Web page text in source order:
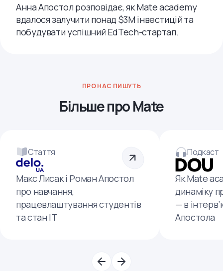
Анна Апостол розповідає, як Mate academy
вдалося залучити понад $3M інвестицій та
побудувати успішний EdTech-стартап.
ПРО НАС ПИШУТЬ
Більше про Mate
Стаття
Макс Лисак і Роман Апостол
про навчання,
працевлаштування студентів
та стан ІТ
Подкаст
Як Mate
динаміку
— в
Апостола